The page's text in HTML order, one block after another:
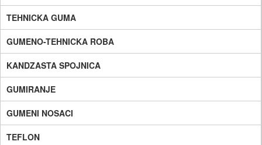
TEHNICKA GUMA
GUMENO-TEHNICKA ROBA
KANDZASTA SPOJNICA
GUMIRANJE
GUMENI NOSACI
TEFLON